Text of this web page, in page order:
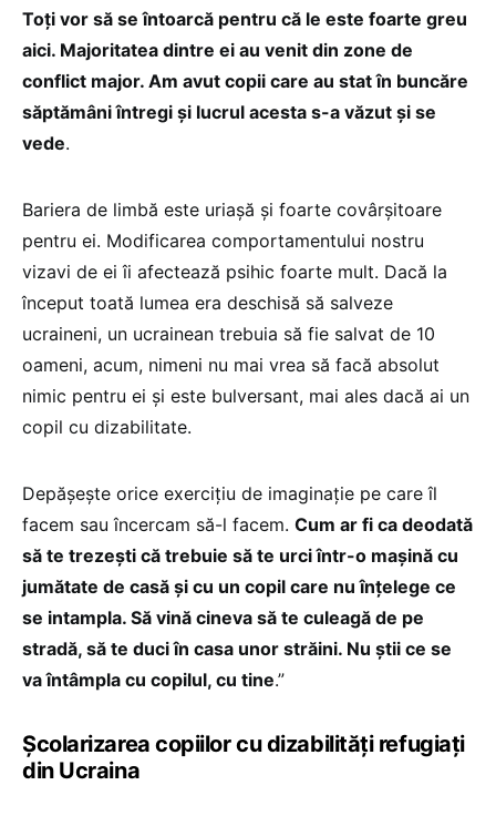
Toți vor să se întoarcă pentru că le este foarte greu
aici. Majoritatea dintre ei au venit din zone de
conflict major. Am avut copii care au stat în buncăre
săptămâni întregi și lucrul acesta s-a văzut și se
vede.
Bariera de limbă este uriașă și foarte covârșitoare
pentru ei. Modificarea comportamentului nostru
vizavi de ei îi afectează psihic foarte mult. Dacă la
început toată lumea era deschisă să salveze
ucraineni, un ucrainean trebuia să fie salvat de 10
oameni, acum, nimeni nu mai vrea să facă absolut
nimic pentru ei și este bulversant, mai ales dacă ai un
copil cu dizabilitate.
Depășește orice exercițiu de imaginație pe care îl
facem sau încercam să-l facem. Cum ar fi ca deodată
să te trezești că trebuie să te urci într-o mașină cu
jumătate de casă și cu un copil care nu înțelege ce
se intampla. Să vină cineva să te culeagă de pe
stradă, să te duci în casa unor străini. Nu știi ce se
va întâmpla cu copilul, cu tine.”
Școlarizarea copiilor cu dizabilități refugiați
din Ucraina